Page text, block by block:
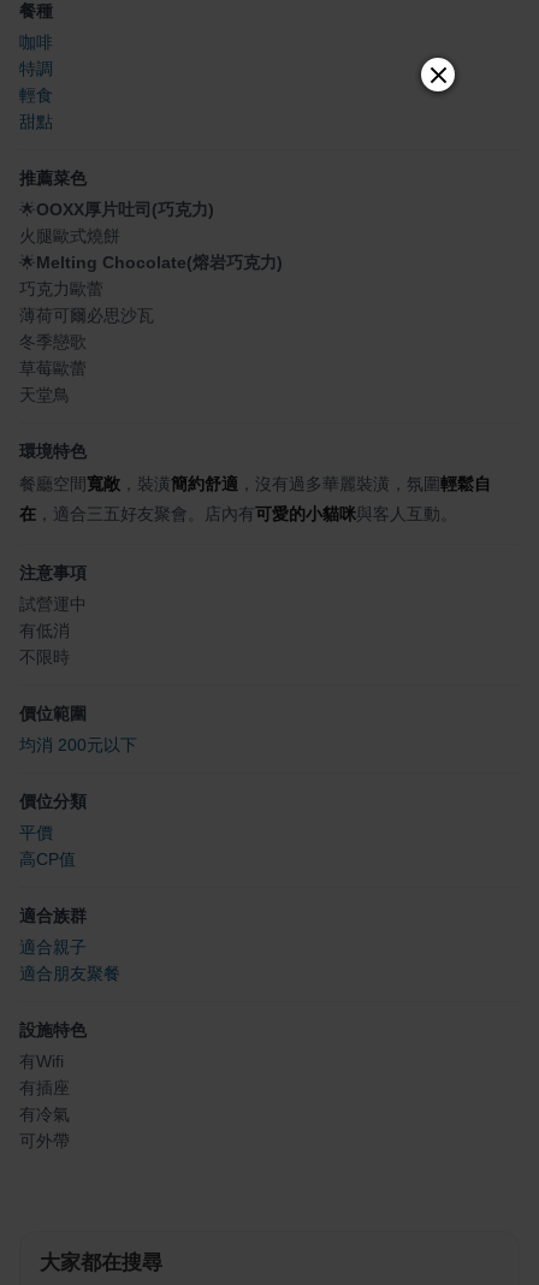
餐種
咖啡
特調
輕食
甜點
推薦菜色
🌟OOXX厚片吐司(巧克力)
火腿歐式燒餅
🌟Melting Chocolate(熔岩巧克力)
巧克力歐蕾
薄荷可爾必思沙瓦
冬季戀歌
草莓歐蕾
天堂鳥
環境特色
餐廳空間寬敞 ，裝潢簡約舒適 ，沒有過多華麗裝潢，氛圍輕鬆自
在 ，適合三五好友聚會。店內有可愛的小貓咪與客人互動。
注意事項
試營運中
有低消
不限時
價位範圍
均消 200元以下
價位分類
平價
高CP值
適合族群
適合親子
適合朋友聚餐
設施特色
有Wifi
有插座
有冷氣
可外帶
大家都在搜尋